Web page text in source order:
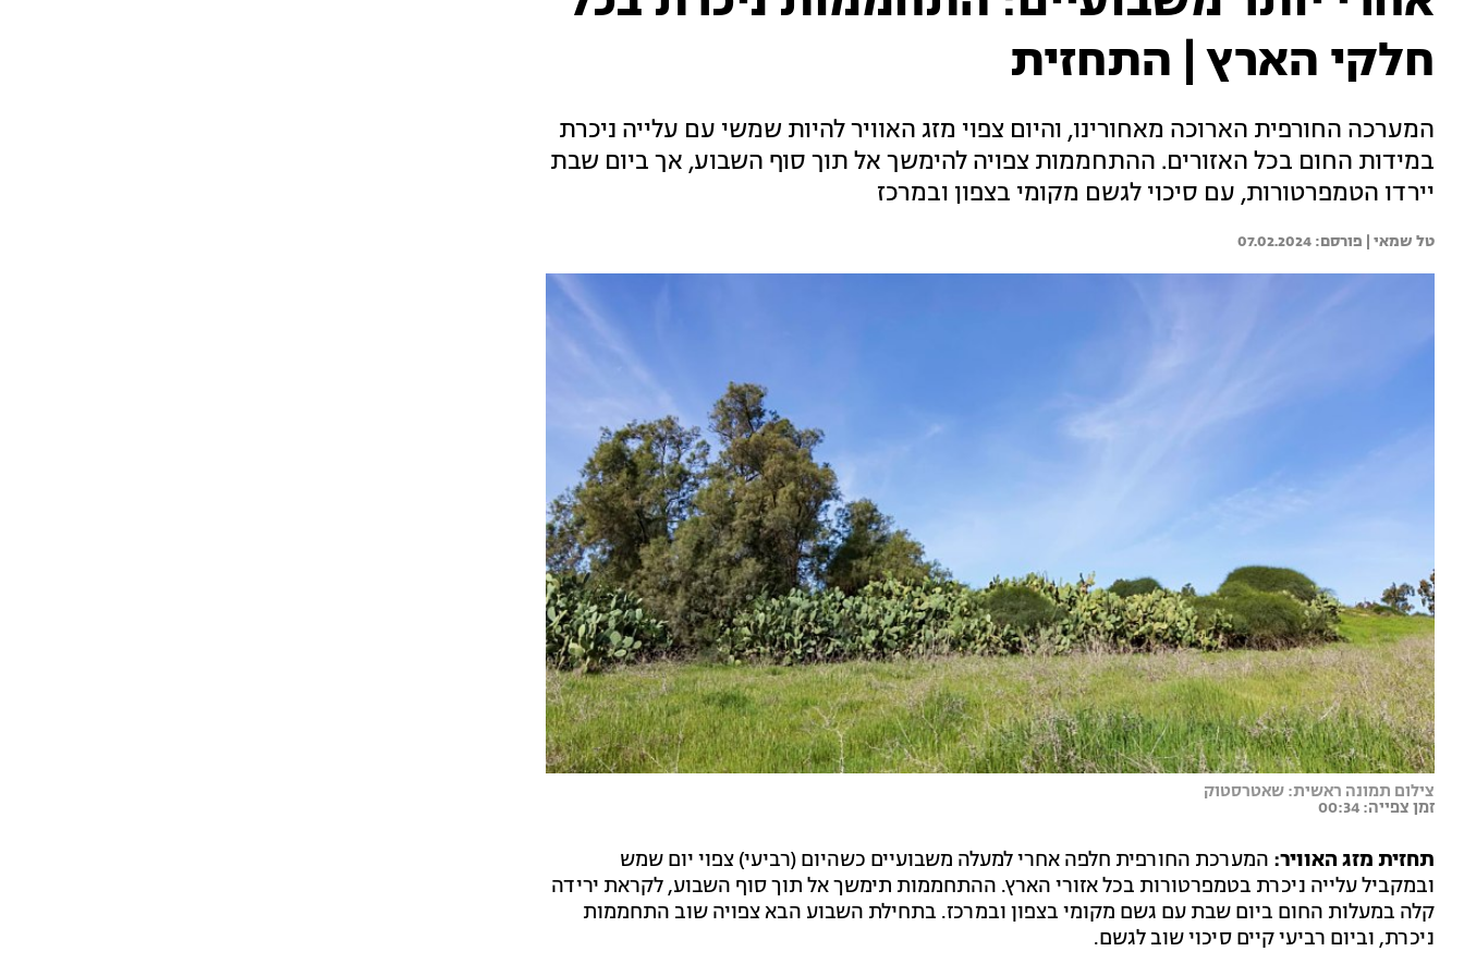
חלקי הארץ | התחזית
המערכה החורפית הארוכה מאחורינו, והיום צפוי מזג האוויר להיות שמשי עם עלייה ניכרת
במידות החום בכל האזורים. ההתחממות צפויה להימשך אל תוך סוף השבוע, אך ביום שבת
יירדו הטמפרטורות, עם סיכוי לגשם מקומי בצפון ובמרכז
טל שמאי | 07.02.2024
צילום תמונה ראשית: שאטרסטוק
זמן צפייה: 00:34
תחזית מזג האוויר: המערכת החורפית חלפה אחרי למעלה משבועיים כשהיום (רביעי) צפוי יום שמש
ובמקביל עלייה ניכרת בטמפרטורות בכל אזורי הארץ. ההתחממות תימשך אל תוך סוף השבוע, לקראת ירידה
קלה במעלות החום ביום שבת עם גשם מקומי בצפון ובמרכז. בתחילת השבוע הבא צפויה שוב התחממות
ניכרת, וביום רביעי קיים סיכוי שוב לגשם.